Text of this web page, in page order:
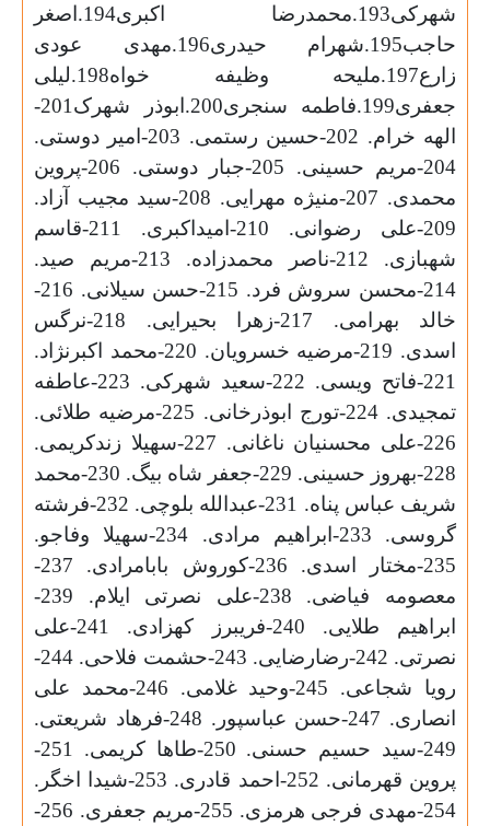
شهرکی193.محمدرضا اکبری194.اصغر
حاجب195.شهرام حیدری196.مهدی عودی
زارع197.ملیحه وظیفه خواه198.لیلی
جعفری199.فاطمه سنجری200.ابوذر شهرک201-
الهه خرام. 202-حسین رستمی. 203-امیر دوستی.
204-مریم حسینی. 205-جبار دوستی. 206-پروین
محمدی. 207-منیژه مهرایی. 208-سید مجیب آزاد.
209-علی رضوانی. 210-امیداکبری. 211-قاسم
شهبازی. 212-ناصر محمدزاده. 213-مریم صید.
214-محسن سروش فرد. 215-حسن سیلانی. 216-
خالد بهرامی. 217-زهرا بحیرایی. 218-نرگس
اسدی. 219-مرضیه خسرویان. 220-محمد اکبرنژاد.
221-فاتح ویسی. 222-سعید شهرکی. 223-عاطفه
تمجیدی. 224-تورج ابوذرخانی. 225-مرضیه طلائی.
226-علی محسنیان ناغانی. 227-سهیلا زندکریمی.
228-بهروز حسینی. 229-جعفر شاه بیگ. 230-محمد
شریف عباس پناه. 231-عبدالله بلوچی. 232-فرشته
گروسی. 233-ابراهیم مرادی. 234-سهیلا وفاجو.
235-مختار اسدی. 236-کوروش بابامرادی. 237-
معصومه فیاضی. 238-علی نصرتی ایلام. 239-
ابراهیم طلایی. 240-فریبرز کهزادی. 241-علی
نصرتی. 242-رضارضایی. 243-حشمت فلاحی. 244-
رویا شجاعی. 245-وحید غلامی. 246-محمد علی
انصاری. 247-حسن عباسپور. 248-فرهاد شریعتی.
249-سید حسیم حسنی. 250-طاها کریمی. 251-
پروین قهرمانی. 252-احمد قادری. 253-شيدا اخگر.
254-مهدی فرجی هرمزی. 255-مریم جعفری. 256-